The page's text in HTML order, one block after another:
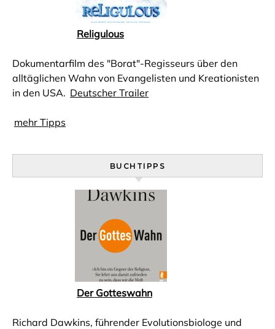
Religulous
Dokumentarfilm des "Borat"-Regisseurs über den
alltäglichen Wahn von Evangelisten und Kreationisten
in den USA. Deutscher Trailer
mehr Tipps
BUCHTIPPS
Der Gotteswahn
Richard Dawkins, führender Evolutionsbiologe und